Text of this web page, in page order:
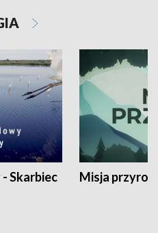
Skarbiec
Misja